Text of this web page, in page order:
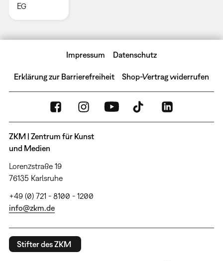
EG
Impressum Datenschutz
Erklärung zur Barrierefreiheit Shop-Vertrag widerrufen
ZKM | Zentrum für Kunst
und Medien
Lorenzstraße 19
76135 Karlsruhe
+49 (0) 721 - 8100 - 1200
info@zkm.de
Stifter des ZKM